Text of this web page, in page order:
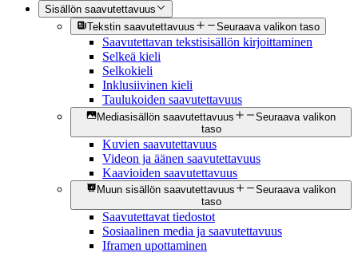
Sisällön saavutettavuus
Tekstin saavutettavuus
Seuraava valikon taso
Saavutettavan tekstisisällön kirjoittaminen
Selkeä kieli
Selkokieli
Inklusiivinen kieli
Taulukoiden saavutettavuus
Mediasisällön saavutettavuus
Seuraava valikon
taso
Kuvien saavutettavuus
Videon ja äänen saavutettavuus
Kaavioiden saavutettavuus
Muun sisällön saavutettavuus
Seuraava valikon
taso
Saavutettavat tiedostot
Sosiaalinen media ja saavutettavuus
Iframen upottaminen